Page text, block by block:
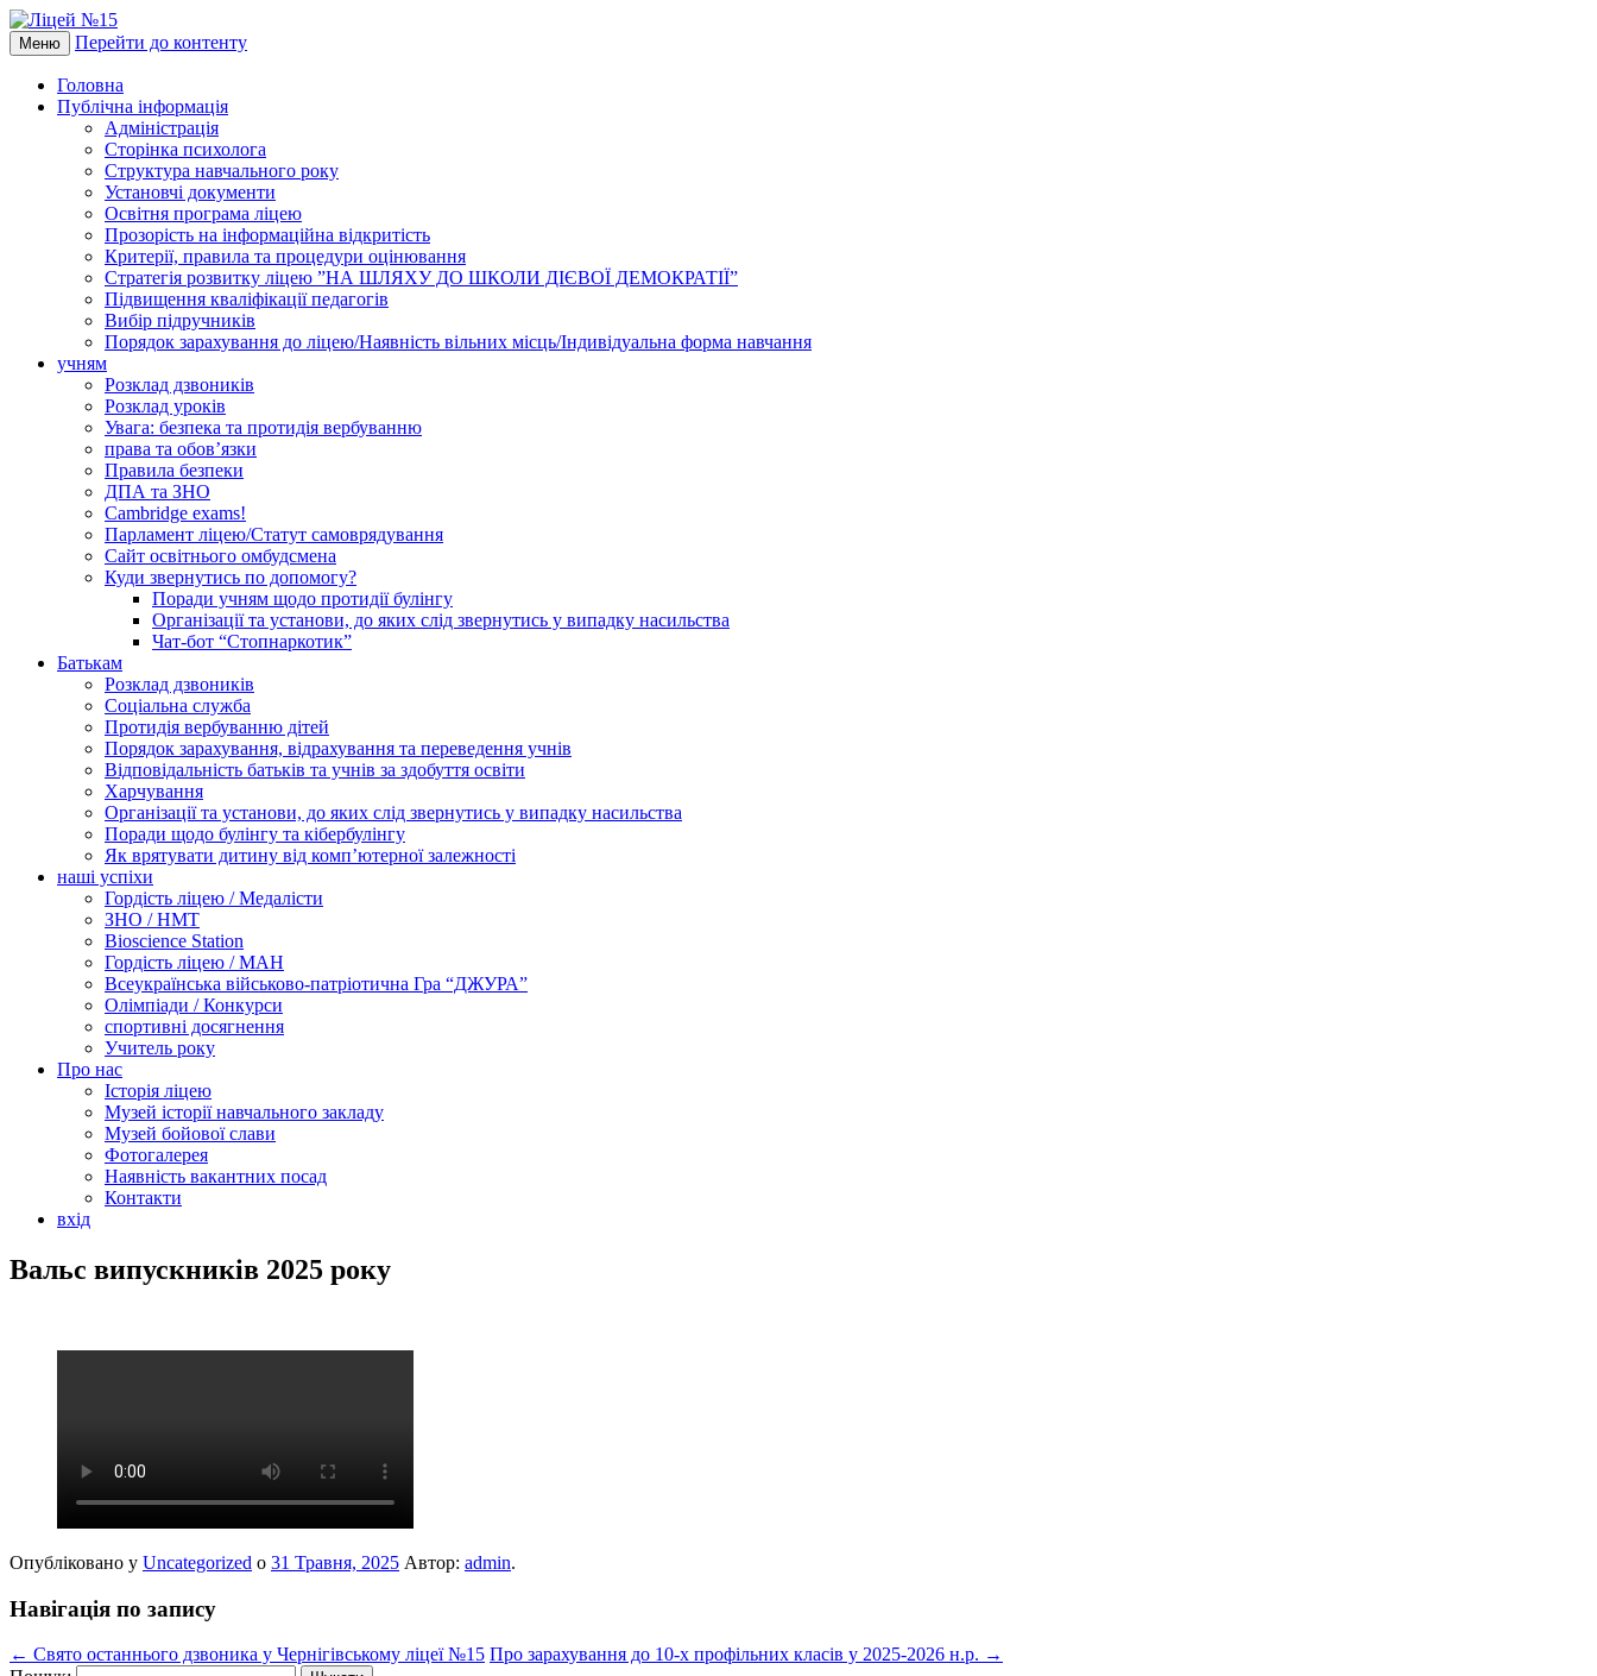
Меню Перейти до контенту
Головна
Публічна інформація
Адміністрація
Сторінка психолога
Структура навчального року
Установчі документи
Освітня програма ліцею
Прозорість на інформаційна відкритість
Критерії, правила та процедури оцінювання
Стратегія розвитку ліцею ”НА ШЛЯХУ ДО ШКОЛИ ДІЄВОЇ ДЕМОКРАТІЇ”
Підвищення кваліфікації педагогів
Вибір підручників
Порядок зарахування до ліцею/Наявність вільних місць/Індивідуальна форма навчання
учням
Розклад дзвоників
Розклад уроків
Увага: безпека та протидія вербуванню
права та обов’язки
Правила безпеки
ДПА та ЗНО
Cambridge exams!
Парламент ліцею/Статут самоврядування
Сайт освітнього омбудсмена
Куди звернутись по допомогу?
Поради учням щодо протидії булінгу
Організації та установи, до яких слід звернутись у випадку насильства
Чат-бот “Стопнаркотик”
Батькам
Розклад дзвоників
Соціальна служба
Протидія вербуванню дітей
Порядок зарахування, відрахування та переведення учнів
Відповідальність батьків та учнів за здобуття освіти
Харчування
Організації та установи, до яких слід звернутись у випадку насильства
Поради щодо булінгу та кібербулінгу
Як врятувати дитину від комп’ютерної залежності
наші успіхи
Гордість ліцею / Медалісти
ЗНО / НМТ
Bioscience Station
Гордість ліцею / МАН
Всеукраїнська військово-патріотична Гра “ДЖУРА”
Олімпіади / Конкурси
спортивні досягнення
Учитель року
Про нас
Історія ліцею
Музей історії навчального закладу
Музей бойової слави
Фотогалерея
Наявність вакантних посад
Контакти
вхід
Вальс випускників 2025 року
Опубліковано у Uncategorized о 31 Травня, 2025 Автор: admin.
Навігація по запису
← Свято останнього дзвоника у Чернігівському ліцеї №15 Про зарахування до 10-х профільних класів у 2025-2026 н.р. →